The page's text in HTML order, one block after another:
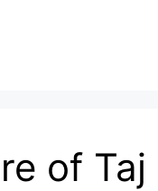
of Taj